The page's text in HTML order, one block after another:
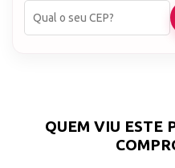
Nossa Loja já atua há mais de
*EMITIMOS NOTAS FISCAIS DE
QUEM VIU ESTE